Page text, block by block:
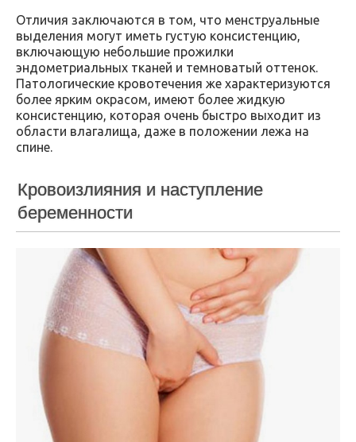
Отличия заключаются в том, что менструальные
выделения могут иметь густую консистенцию,
включающую небольшие прожилки
эндометриальных тканей и темноватый оттенок.
Патологические кровотечения же характеризуются
более ярким окрасом, имеют более жидкую
консистенцию, которая очень быстро выходит из
области влагалища, даже в положении лежа на
спине.
Кровоизлияния и наступление
беременности